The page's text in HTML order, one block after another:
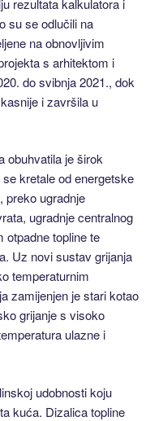
rezultata kalkulatora i
su se odlučili na
na obnovljivim
s arhitektom i
do svibnja 2021., dok
i završila u
obuhvatila je širok
kretale od energetske
preko ugradnje
ugradnje centralnog
topline te
Uz novi sustav grijanja
temperaturnim
zamijenjen je stari kotao
grijanje s visoko
ulazne i
udobnosti koju
kuća. Dizalica topline